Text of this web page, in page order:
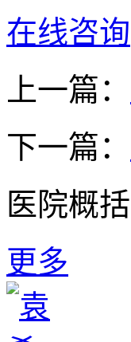
在线咨询
上一篇：
下一篇：
医院概括
更多